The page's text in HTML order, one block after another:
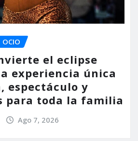
OCIO
el eclipse
experiencia única
espectáculo y
para toda la familia
Ago 7, 2026